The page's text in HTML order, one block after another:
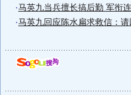
·马英九当兵擅长搞后勤 军衔连
·马英九回应陈水扁求救信：